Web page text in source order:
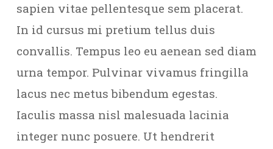
sapien vitae pellentesque sem placerat.
In id cursus mi pretium tellus duis
convallis. Tempus leo eu aenean sed diam
urna tempor. Pulvinar vivamus fringilla
lacus nec metus bibendum egestas.
Iaculis massa nisl malesuada lacinia
integer nunc posuere. Ut hendrerit